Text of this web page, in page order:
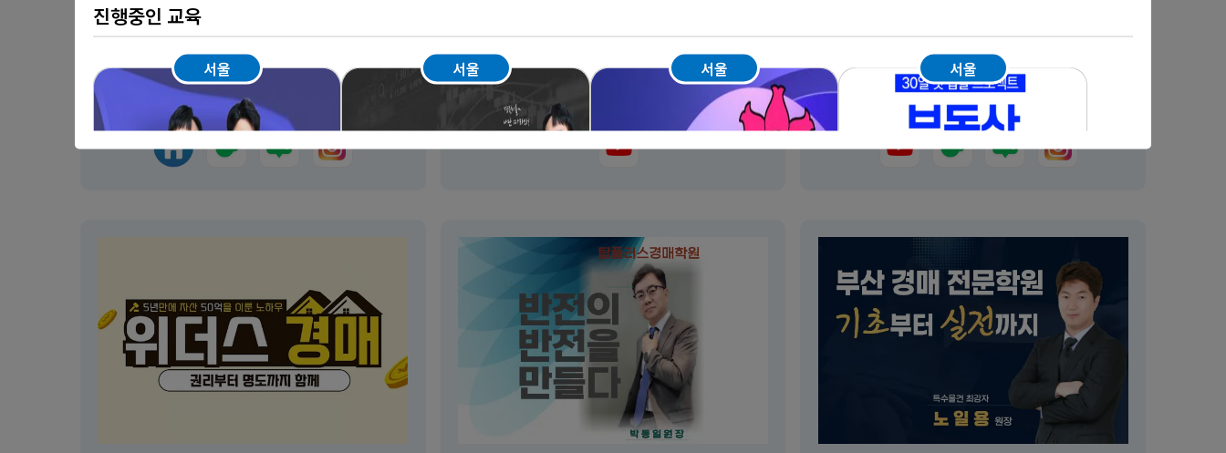
서울 서촌의 꿈 서울 골든캠퍼스학원 경기남부 부자사관학교(모사부)
진행중인 교육
서울
천떼기 빌라반 인테리어 패키지
교육일정
2026.08.12~2026.08.26 모집중
서울
30일 첫 입찰 프로젝트 부동산 경매
투자반
교육일정
모집중
서울
법이상신 머냐의 미상임차인 마스터
과정
교육일정
2026.08.08~2026.08.29
990,000원
서울
30일 첫 입찰 프로젝트 주말반
강의중